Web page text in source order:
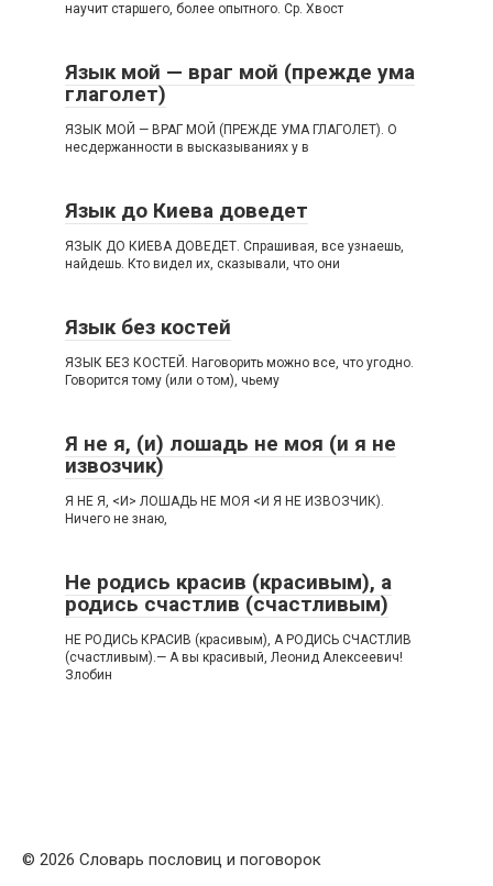
научит старшего, более опытного. Ср. Хвост
Язык мой — враг мой (прежде ума
глаголет)
ЯЗЫК МОЙ — ВРАГ МОЙ (ПРЕЖДЕ УМА ГЛАГОЛЕТ). О
несдержанности в высказываниях у в
Язык до Киева доведет
ЯЗЫК ДО КИЕВА ДОВЕДЕТ. Спрашивая, все узнаешь,
найдешь. Кто видел их, сказывали, что они
Язык без костей
ЯЗЫК БЕЗ КОСТЕЙ. Наговорить можно все, что угодно.
Говорится тому (или о том), чьему
Я не я, (и) лошадь не моя (и я не
извозчик)
Я НЕ Я, <И> ЛОШАДЬ НЕ МОЯ <И Я НЕ ИЗВОЗЧИК).
Ничего не знаю,
Не родись красив (красивым), а
родись счастлив (счастливым)
НЕ РОДИСЬ КРАСИВ (красивым), А РОДИСЬ СЧАСТЛИВ
(счастливым).— А вы красивый, Леонид Алексеевич!
Злобин
© 2026 Словарь пословиц и поговорок